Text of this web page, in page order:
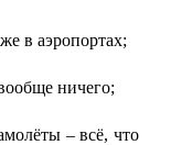
в аэропортах;
ничего;
– всё, что